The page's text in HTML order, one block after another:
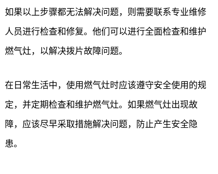
如果以上步骤都无法解决问题，则需要联系专业维修
人员进行检查和修复。他们可以进行全面检查和维护
燃气灶，以解决拨片故障问题。
在日常生活中，使用燃气灶时应该遵守安全使用的规
定，并定期检查和维护燃气灶。如果燃气灶出现故
障，应该尽早采取措施解决问题，防止产生安全隐
患。